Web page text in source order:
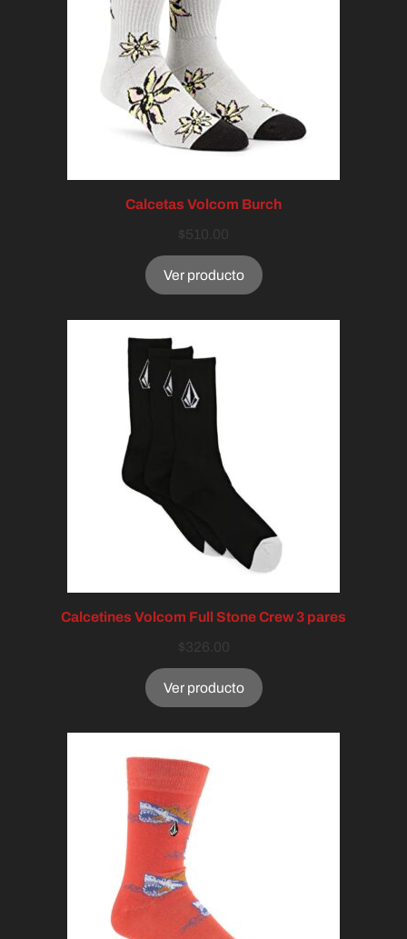
Calcetas Volcom Burch
$510.00
Ver producto
Calcetines Volcom Full Stone Crew 3 pares
$326.00
Ver producto